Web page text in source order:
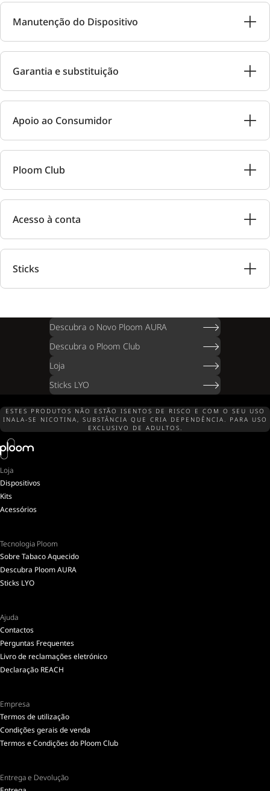
Manutenção do Dispositivo
Garantia e substituição
Apoio ao Consumidor
Ploom Club
Acesso à conta
Sticks
Descubra o Novo Ploom AURA
Descubra o Ploom Club
Loja
Sticks LYO
ESTES PRODUTOS NÃO ESTÃO ISENTOS DE RISCO E COM O SEU USO
INALA-SE NICOTINA, SUBSTÂNCIA QUE CRIA DEPENDÊNCIA. PARA USO
EXCLUSIVO DE ADULTOS.
Loja
Dispositivos
Kits
Acessórios
Tecnologia Ploom
Sobre Tabaco Aquecido
Descubra Ploom AURA
Sticks LYO
Ajuda
Contactos
Perguntas Frequentes
Livro de reclamações eletrónico
Declaração REACH
Empresa
Termos de utilização
Condições gerais de venda
Termos e Condições do Ploom Club
Entrega e Devolução